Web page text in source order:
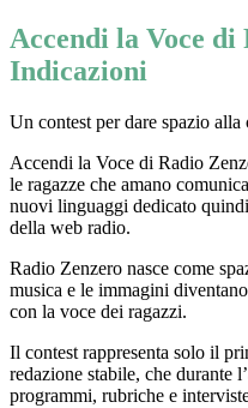
Accendi la Voce di
Indicazioni
Un contest per dare spazio
Accendi la Voce di Radio
le ragazze che amano
nuovi linguaggi dedicato
della web radio.
Radio Zenzero nasce come
musica e le immagini
con la voce dei ragazzi.
Il contest rappresenta solo il
redazione stabile, che durante
programmi, rubriche e